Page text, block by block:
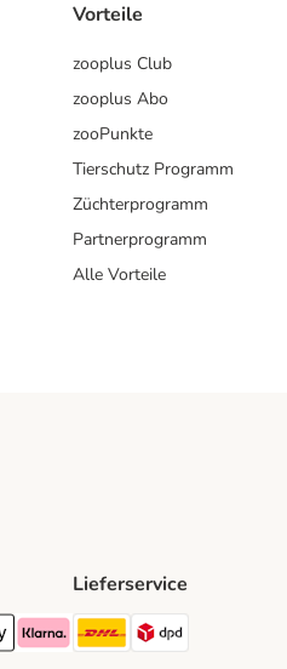
Vorteile
zooplus Club
zooplus Abo
zooPunkte
Tierschutz Programm
Züchterprogramm
Partnerprogramm
Alle Vorteile
Method
Method
Payment Method
Klarna Payment Method
Lieferservice
DHL Shipping Method